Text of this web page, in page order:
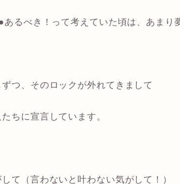
あるべき！って考えていた頃は、あまり
つ、そのロックが外れてきまして
ちに宣言しています。
て（言わないと叶わない気がして！）